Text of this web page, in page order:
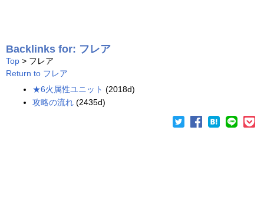
Backlinks for: フレア
Top > フレア
Return to フレア
★6火属性ユニット (2018d)
攻略の流れ (2435d)